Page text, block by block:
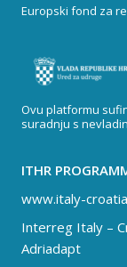
Europski fond za
Ovu platformu
suradnju s
ITHR
www.italy-
Interreg Italy –
Adriadapt